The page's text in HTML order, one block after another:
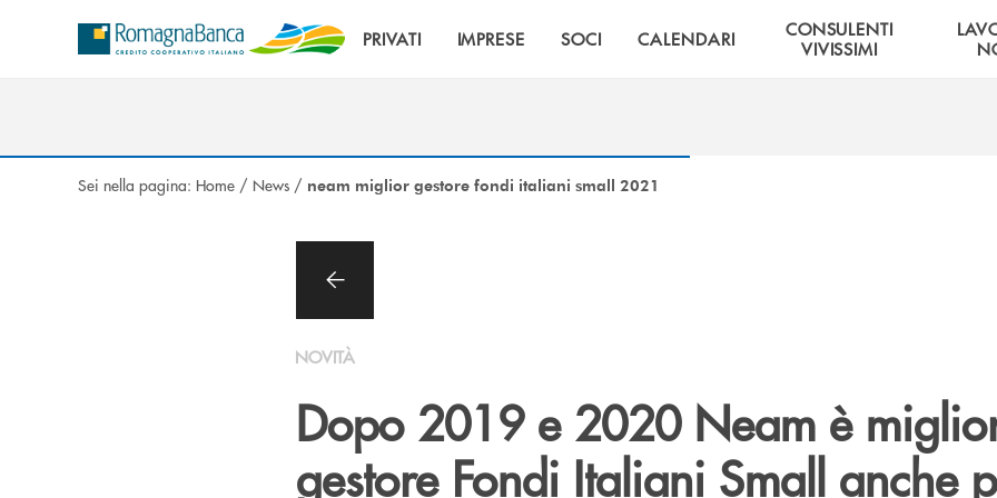
PRIVATI IMPRESE SOCI CALENDARI
CONSULENTI
VIVISSIMI
Sei nella pagina: Home / News / neam miglior gestore fondi italiani small 2021
NOVITÀ
Dopo 2019 e 2020 Neam è
gestore Fondi Italiani Small anche